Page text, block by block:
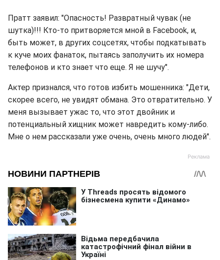
Пратт заявил: "Опасность! Развратный чувак (не
шутка)!!! Кто-то притворяется мной в Facebook, и,
быть может, в других соцсетях, чтобы подкатывать
к куче моих фанаток, пытаясь заполучить их номера
телефонов и кто знает что еще. Я не шучу".
Актер признался, что готов избить мошенника: "Дети,
скорее всего, не увидят обмана. Это отвратительно. У
меня вызывает ужас то, что этот двойник и
потенциальный хищник может навредить кому-либо.
Мне о нем рассказали уже очень, очень много людей".